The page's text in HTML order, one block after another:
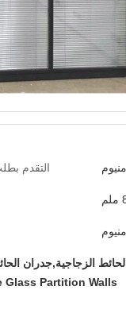
التقدم
الزجاجية,جدران
Glass Partition Walls